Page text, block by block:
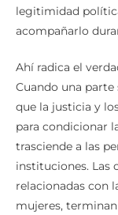
legitimidad
acompañarlo
Ahí radica el
Cuando una
que la justicia y
para condicionar
trasciende a las
instituciones. Las
relacionadas con
mujeres,